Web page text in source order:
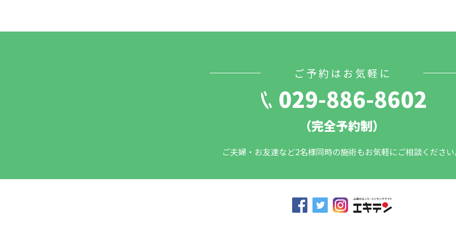
ご予約はお気軽に
029-886-8602
（完全予約制）
ご夫婦・お友達など2名様同時の施術もお気軽にご相談くださ